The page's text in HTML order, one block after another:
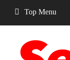
content
Top Menu